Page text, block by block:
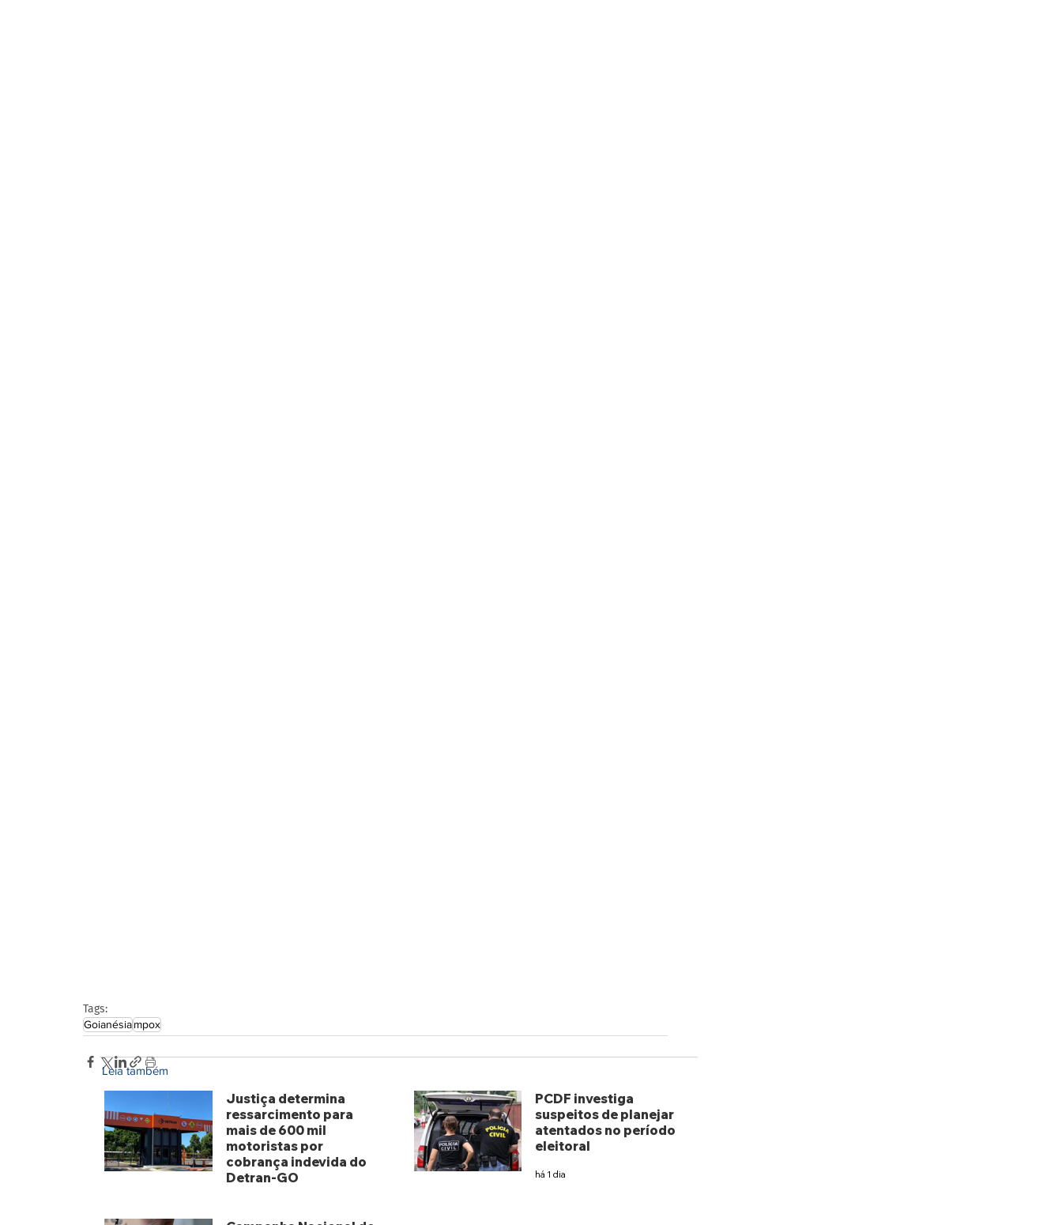
Tags:
Goianésiampox
Leia também
Justiça determina
ressarcimento para
mais de 600 mil
motoristas por
cobrança indevida do
Detran-GO
PCDF investiga
suspeitos de planejar
atentados no período
eleitoral
há 1 dia